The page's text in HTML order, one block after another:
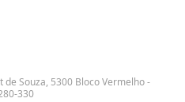
Souza, 5300 Bloco Vermelho -
330